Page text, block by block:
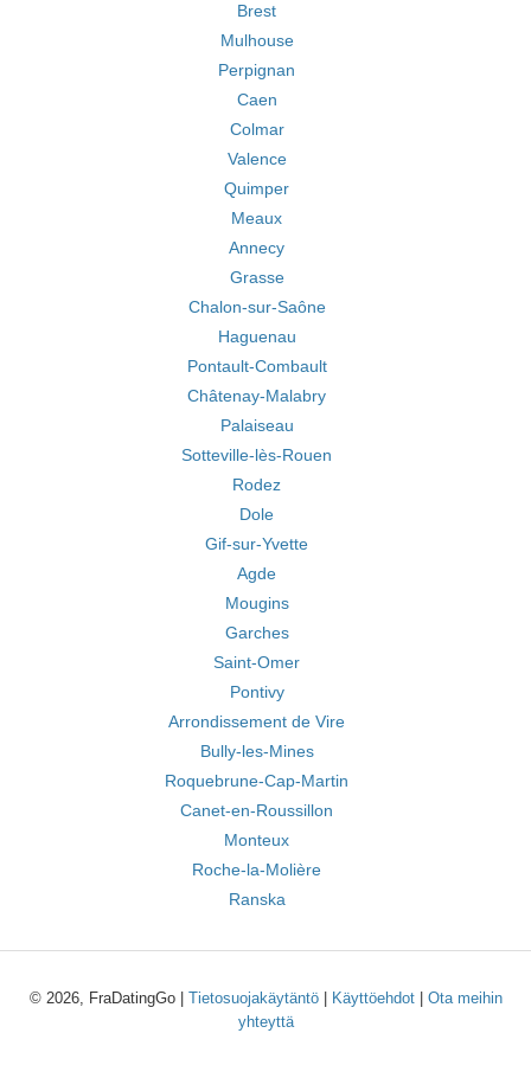
Brest
Mulhouse
Perpignan
Caen
Colmar
Valence
Quimper
Meaux
Annecy
Grasse
Chalon-sur-Saône
Haguenau
Pontault-Combault
Châtenay-Malabry
Palaiseau
Sotteville-lès-Rouen
Rodez
Dole
Gif-sur-Yvette
Agde
Mougins
Garches
Saint-Omer
Pontivy
Arrondissement de Vire
Bully-les-Mines
Roquebrune-Cap-Martin
Canet-en-Roussillon
Monteux
Roche-la-Molière
Ranska
© 2026, FraDatingGo | Tietosuojakäytäntö| Käyttöehdot| Ota meihin
yhteyttä